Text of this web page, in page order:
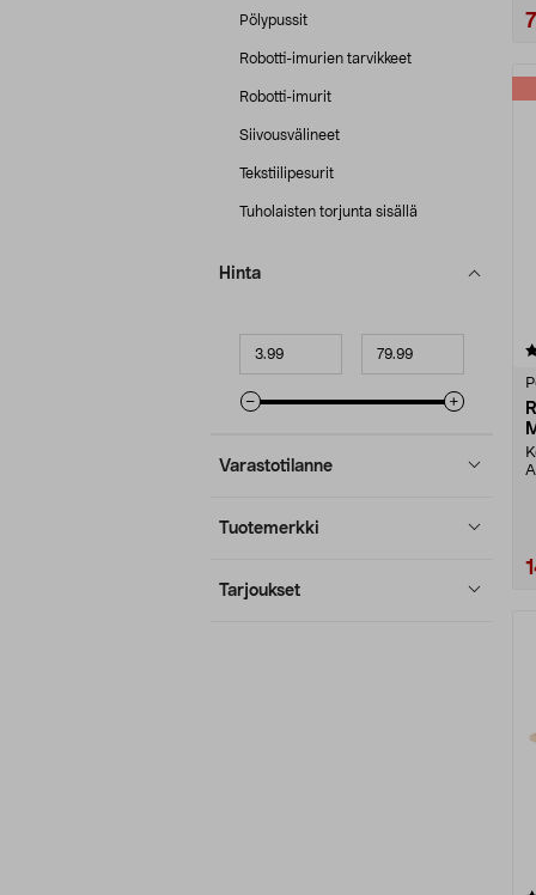
Pölypussit
Robotti-imurien tarvikkeet
Robotti-imurit
Siivousvälineet
Tekstiilipesurit
Tuholaisten torjunta sisällä
Hinta
Varastotilanne
Tuotemerkki
Tarjoukset